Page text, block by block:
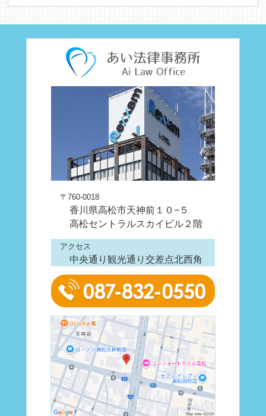
〒760-0018
香川県高松市天神前１０−５
高松セントラルスカイビル２階
アクセス
中央通り観光通り交差点北西角